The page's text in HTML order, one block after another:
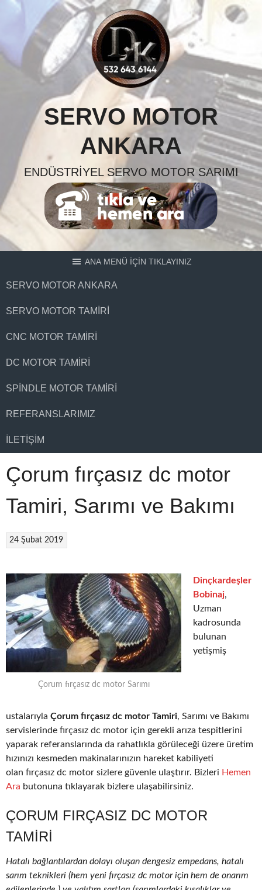
Skip
content
SERVO MOTOR
ANKARA
ENDÜSTRIYEL SERVO MOTOR SARIMI
ANA MENÜ İÇİN TIKLAYINIZ
SERVO MOTOR ANKARA
SERVO MOTOR TAMIRI
CNC MOTOR TAMIRI
DC MOTOR TAMIRI
SPINDLE MOTOR TAMIRI
REFERANSLARIMIZ
İLETIŞIM
Çorum fırçasız dc motor
Tamiri, Sarımı ve Bakımı
24 Şubat 2019
Çorum fırçasız dc motor Sarımı
Dinçkardeşler
Bobinaj,
Uzman
kadrosunda
bulunan
yetişmiş
ustalarıyla Çorum fırçasız dc motor Tamiri, Sarımı ve Bakımı
servislerinde fırçasız dc motor için gerekli arıza tespitlerini
yaparak referanslarında da rahatlıkla görüleceği üzere üretim
hızınızı kesmeden makinalarınızın hareket kabiliyeti
olan fırçasız dc motor sizlere güvenle ulaştırır. Bizleri Hemen
Ara butonuna tıklayarak bizlere ulaşabilirsiniz.
ÇORUM FIRÇASIZ DC MOTOR
TAMIRI
Hatalı bağlantılardan dolayı oluşan dengesiz empedans, hatalı
sarım teknikleri (hem yeni fırçasız dc motor için hem de onarım